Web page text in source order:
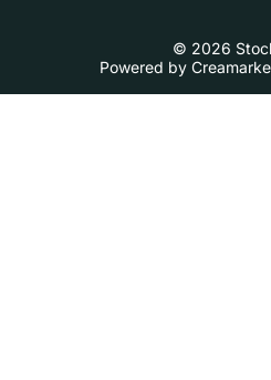
© 2026
Powered by